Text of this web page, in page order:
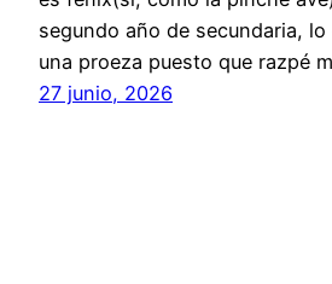
segundo año de secundaria, lo
una proeza puesto que razpé
27 junio, 2026